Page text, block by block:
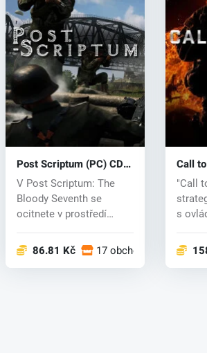
Post Scriptum (PC) CD
key
V Post Scriptum: The
Bloody Seventh se
ocitnete v prostředí
86.81 Kč 17 obchodech
Call
"Call
s